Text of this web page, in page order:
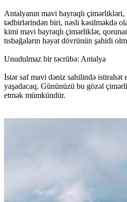
Antalyanın mavi bayraqlı
tədbirlərindən biri, nəsli kəsilməkdə
kimi mavi bayraqlı çimərliklər,
tısbağaların həyat dövrünün şahidi
Unudulmaz bir təcrübə: Antalya
İstər saf mavi dəniz sahilində istirahət
yaşadacaq. Gününüzü bu gözəl
etmək mümkündür.